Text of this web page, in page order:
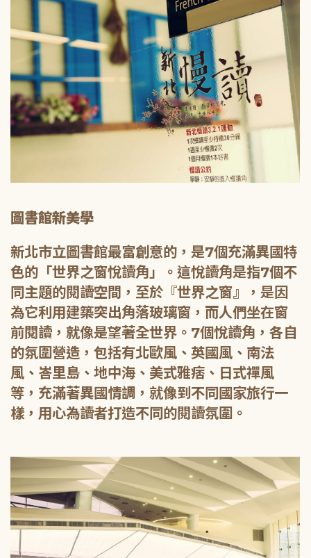
圖書館新美學
新北市立圖書館最富創意的，是7個充滿異國特
色的「世界之窗悅讀角」。這悅讀角是指7個不
同主題的閱讀空間，至於『世界之窗』，是因
為它利用建築突出角落玻璃窗，而人們坐在窗
前閱讀，就像是望著全世界。7個悅讀角，各自
的氛圍營造，包括有北歐風、英國風、南法
風、峇里島、地中海、美式雅痞、日式禪風
等，充滿著異國情調，就像到不同國家旅行一
樣，用心為讀者打造不同的閱讀氛圍。